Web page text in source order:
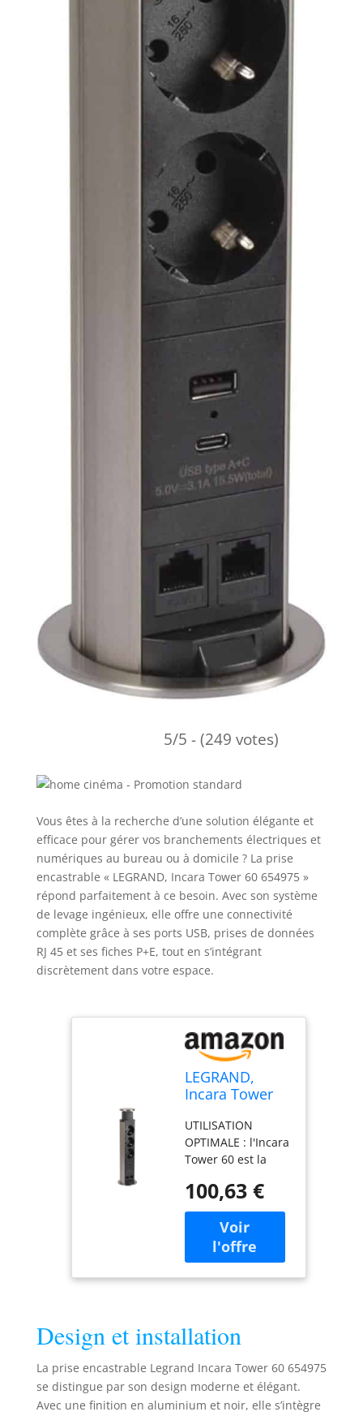
5/5 - (249 votes)
Vous êtes à la recherche d’une solution élégante et
efficace pour gérer vos branchements électriques et
numériques au bureau ou à domicile ? La prise
encastrable « LEGRAND, Incara Tower 60 654975 »
répond parfaitement à ce besoin. Avec son système
de levage ingénieux, elle offre une connectivité
complète grâce à ses ports USB, prises de données
RJ 45 et ses fiches P+E, tout en s’intégrant
discrètement dans votre espace.
LEGRAND,
Incara Tower
Prise
encastrable
avec système
de levage 2 x
USB (A+C), 2 x
prises de
données FTP
Cat. 6 RJ 45, 3 x
prises, 2 fiches
P+E, 60 mm de
d'encastrement
:
UTILISATION
OPTIMALE : l'Incara
Tower 60 est la
encastrable
optimale pour une
utilisation sur de
petites surfaces,
que ce soit dans la
cuisine, le bureau
les ports pour USB
A+C, ainsi que le
connecteur pour le
6 RJ 45 cat. 6 prises
de données FTP
100,63 €
Design et installation
La prise encastrable Legrand Incara Tower 60 654975
se distingue par son design moderne et élégant.
Avec une finition en aluminium et noir, elle s’intègre